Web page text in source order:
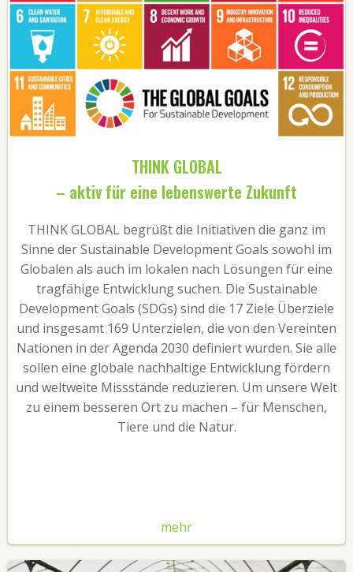
THINK GLOBAL
– aktiv für eine lebenswerte Zukunft
THINK GLOBAL begrüßt die Initiativen die ganz im
Sinne der Sustainable Development Goals sowohl im
Globalen als auch im lokalen nach Lösungen für eine
tragfähige Entwicklung suchen. Die Sustainable
Development Goals (SDGs) sind die 17 Ziele Überziele
und insgesamt 169 Unterzielen, die von den Vereinten
Nationen in der Agenda 2030 definiert wurden. Sie alle
sollen eine globale nachhaltige Entwicklung fördern
und weltweite Missstände reduzieren. Um unsere Welt
zu einem besseren Ort zu machen – für Menschen,
Tiere und die Natur.
mehr